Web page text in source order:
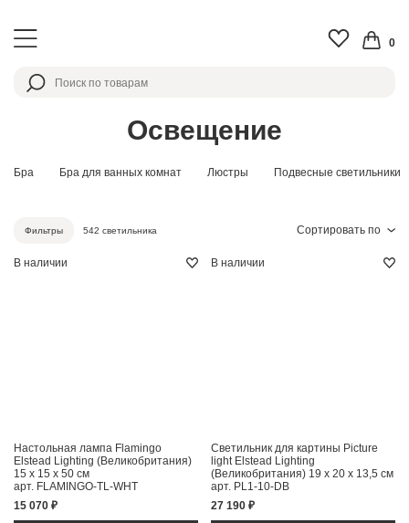
0
Освещение
Бра Бра для ванных комнат Люстры Подвесные светильники
Сортировать по
Фильтры 542 светильника
В наличии
Настольная лампа Flamingo
Elstead Lighting (Великобритания)
15 x 15 x 50 см
арт. FLAMINGO-TL-WHT
15 070 ₽
В наличии
Светильник для картины Picture
light Elstead Lighting
(Великобритания) 19 x 20 x 13,5 см
арт. PL1-10-DB
27 190 ₽